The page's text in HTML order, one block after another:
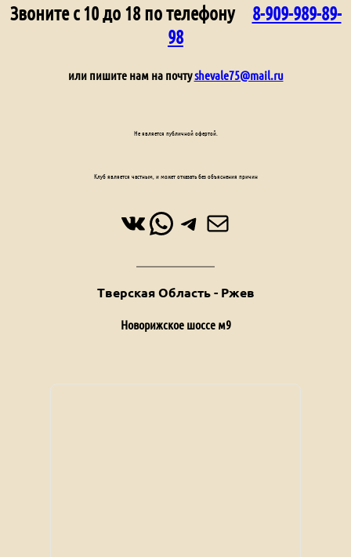
Звоните с 10 до 18 по телефону
8-909-989-89-
98
или пишите нам на почтуshevale75@mail.ru
ВКонтакте
WhatsApp
Telegram
Почта
Тверская Область - Ржев
Новорижское шоссе м9